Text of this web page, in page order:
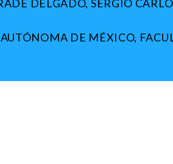
DELGADO, SERGIO
DE MÉXICO,